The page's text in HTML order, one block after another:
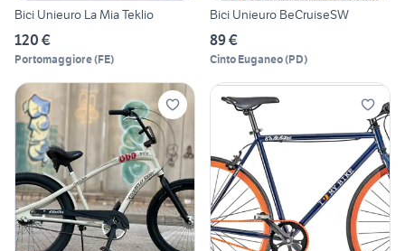
Bici Unieuro La Mia Teklio
120 €
Portomaggiore(FE)
Bici Unieuro BeCruiseSW
89 €
Cinto Euganeo(PD)